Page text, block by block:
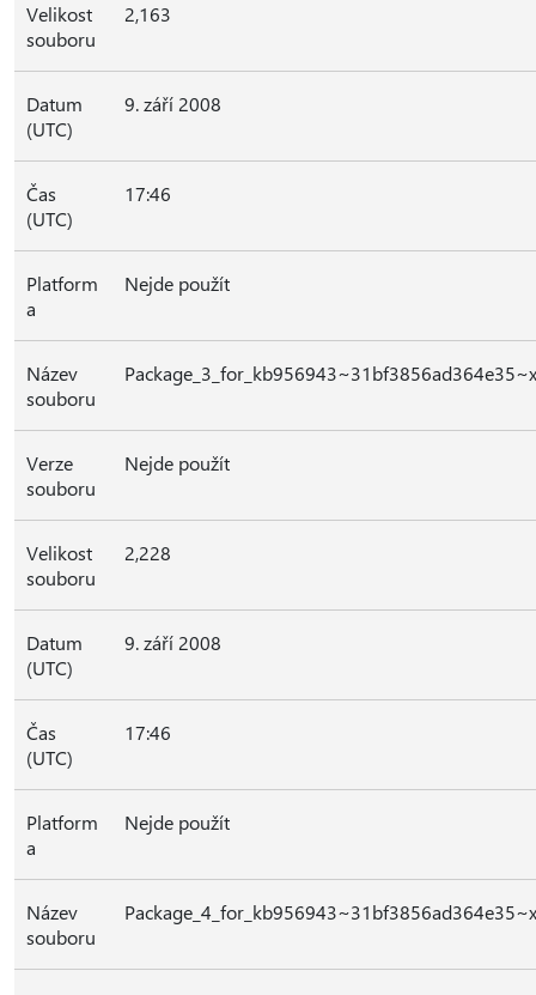
Velikost
souboru
2,163
Datum
(UTC)
9. září 2008
Čas
(UTC)
17:46
Platform
a
Nejde použít
Název
souboru
Verze
souboru
Nejde použít
Velikost
souboru
2,228
Datum
(UTC)
9. září 2008
Čas
(UTC)
17:46
Platform
a
Nejde použít
Název
souboru